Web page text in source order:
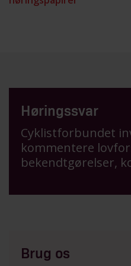
Høringssvar
Cyklistforbundet
kommentere
bekendtgørelser,
Brug os